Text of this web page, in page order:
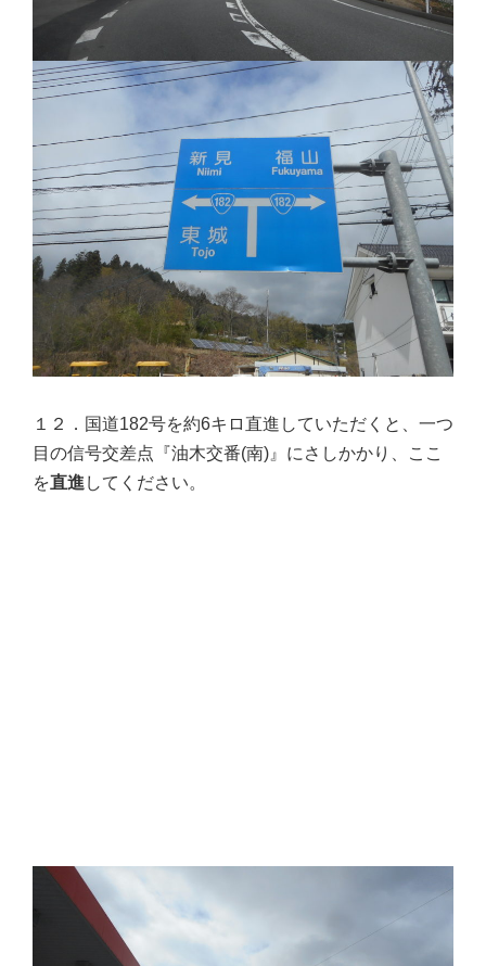
１２．国道182号を約6キロ直進していただくと、一つ
目の信号交差点『油木交番(南)』にさしかかり、ここ
を直進 してください。